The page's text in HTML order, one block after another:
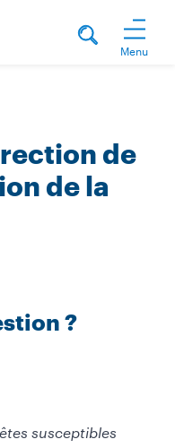
Menu
de
de la
?
susceptibles